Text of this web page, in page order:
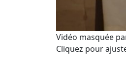
Vidéo masquée
Cliquez pour